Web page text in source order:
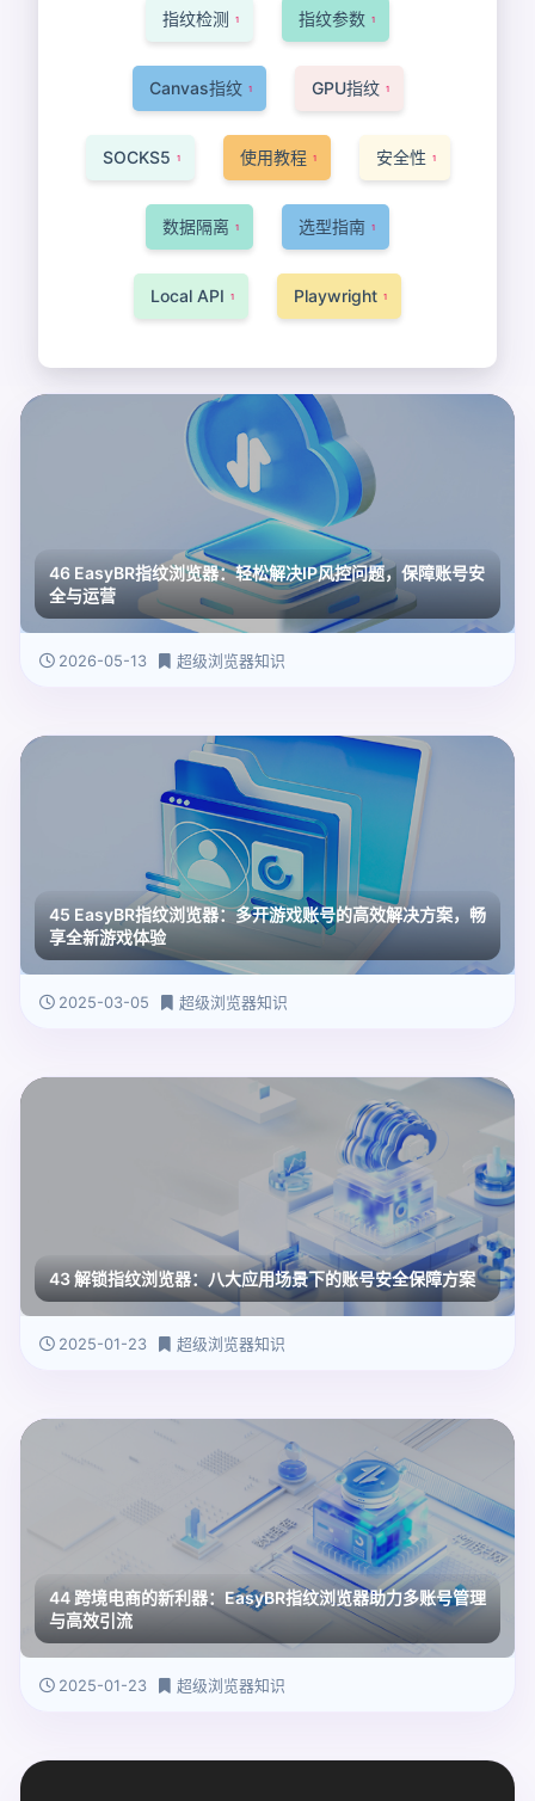
指纹检测 1 指纹参数 1
Canvas指纹 1 GPU指纹 1
SOCKS5 1 使用教程 1 安全性 1
数据隔离 1 选型指南 1
Local API 1 Playwright 1
46 EasyBR指纹浏览器：轻松解决IP风控问题，保障账号安
全与运营
2026-05-13 超级浏览器知识
45 EasyBR指纹浏览器：多开游戏账号的高效解决方案，畅
享全新游戏体验
2025-03-05 超级浏览器知识
43 解锁指纹浏览器：八大应用场景下的账号安全保障方案
2025-01-23 超级浏览器知识
44 跨境电商的新利器：EasyBR指纹浏览器助力多账号管理
与高效引流
2025-01-23 超级浏览器知识